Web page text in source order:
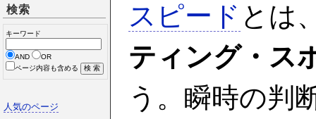
スピード とは
ティング・ス
う。瞬時の判
検索
キーワード
AND
OR
ページ内容も含める
人気のページ